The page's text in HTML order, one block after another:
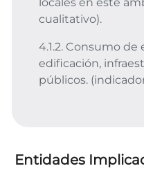
cualitativo).
4.1.2. Consumo de
edificación,
públicos.
Entidades